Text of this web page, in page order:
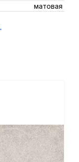
матовая